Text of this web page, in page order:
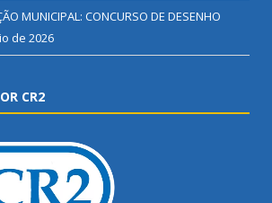
MUNICIPAL: CONCURSO DE DESENHO
de 2026
CR2